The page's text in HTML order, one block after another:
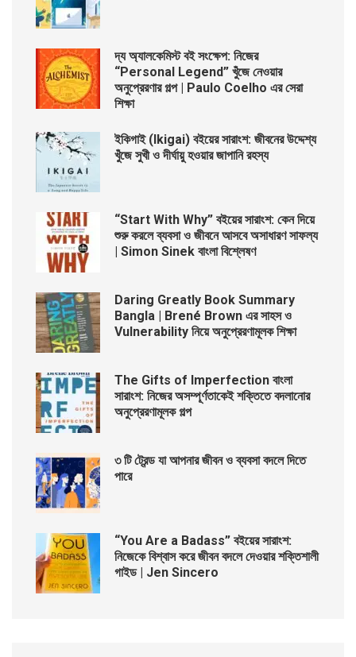
দ্য অ্যালকেমিস্ট বই সংক্ষেপ: নিজের
“Personal Legend” খুঁজে নেওয়ার
অনুপ্রেরণার গল্প | Paulo Coelho এর সেরা
শিক্ষা
ইকিগাই (Ikigai) বইয়ের সারাংশ: জীবনের উদ্দেশ্য
খুঁজে সুখী ও দীর্ঘায়ু হওয়ার জাপানি রহস্য
“Start With Why” বইয়ের সারাংশ: কেন দিয়ে
শুরু করলে ব্যবসা ও জীবনে আসবে অসাধারণ সাফল্য
| Simon Sinek বাংলা বিশ্লেষণ
Daring Greatly Book Summary
Bangla | Brené Brown এর সাহস ও
Vulnerability নিয়ে অনুপ্রেরণামূলক শিক্ষা
The Gifts of Imperfection বাংলা
সারাংশ: নিজের অসম্পূর্ণতাকেই শক্তিতে বদলানোর
অনুপ্রেরণামূলক গল্প
৩ টি ট্রেন্ড যা আপনার জীবন ও ব্যবসা বদলে দিতে
পারে
“You Are a Badass” বইয়ের সারাংশ:
নিজেকে বিশ্বাস করে জীবন বদলে দেওয়ার শক্তিশালী
গাইড | Jen Sincero